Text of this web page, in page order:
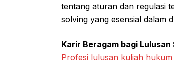
tentang aturan dan regulasi
solving yang esensial dalam
Karir Beragam bagi Lulusan
Profesi lulusan kuliah hukum